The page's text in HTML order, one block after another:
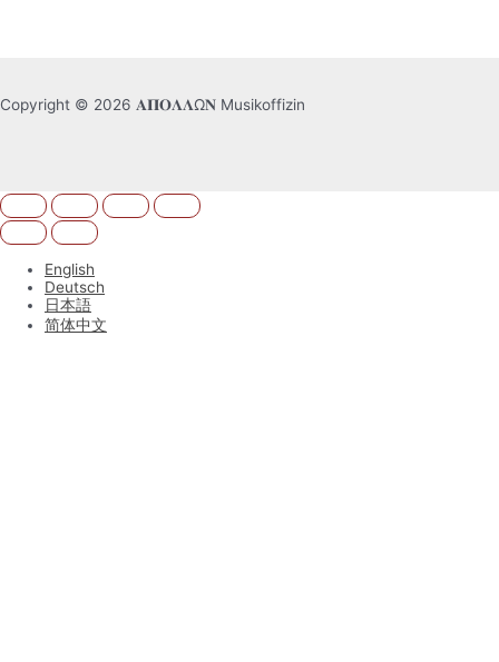
Copyright © 2026 𝚨𝚷𝚶𝚲𝚲Ω𝚴 Musikoffizin
English
Deutsch
日本語
简体中文